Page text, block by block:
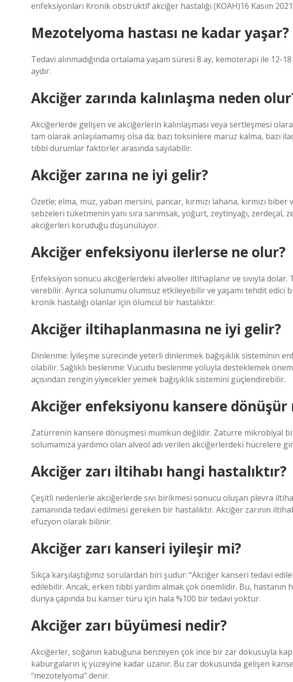
enfeksiyonları Kronik obstrüktif akciğer hastalığı (KOAH)16 Kasım 2021
Mezotelyoma hastası ne kadar yaşar?
Tedavi alınmadığında ortalama yaşam süresi 8 ay, kemoterapi ile 12-
aydır.
Akciğer zarında kalınlaşma neden
Akciğerlerde gelişen ve akciğerlerin kalınlaşması veya sertleşmesi
tam olarak anlaşılamamış olsa da; bazı toksinlere maruz kalma, bazı
tıbbi durumlar faktörler arasında sayılabilir.
Akciğer zarına ne iyi gelir?
Özetle; elma, muz, yaban mersini, pancar, kırmızı lahana, kırmızı
sebzeleri tüketmenin yanı sıra sarımsak, yoğurt, zeytinyağı, zerdeçal,
akciğerleri koruduğu düşünülüyor.
Akciğer enfeksiyonu ilerlerse ne olur?
Enfeksiyon sonucu akciğerlerdeki alveoller iltihaplanır ve sıvıyla
verebilir. Ayrıca solunumu olumsuz etkileyebilir ve yaşamı tehdit edici
kronik hastalığı olanlar için ölümcül bir hastalıktır.
Akciğer iltihaplanmasına ne iyi gelir?
Dinlenme: İyileşme sürecinde yeterli dinlenmek bağışıklık sisteminin
olabilir. Sağlıklı beslenme: Vücudu beslenme yoluyla desteklemek
açısından zengin yiyecekler yemek bağışıklık sistemini güçlendirebilir.
Akciğer enfeksiyonu kansere dönüşür
Zatürrenin kansere dönüşmesi mümkün değildir. Zatürre mikrobiyal
solumamıza yardımcı olan alveol adı verilen akciğerlerdeki hücrelere
Akciğer zarı iltihabı hangi hastalıktır?
Çeşitli nedenlerle akciğerlerde sıvı birikmesi sonucu oluşan plevra
zamanında tedavi edilmesi gereken bir hastalıktır. Akciğer zarının
efüzyon olarak bilinir.
Akciğer zarı kanseri iyileşir mi?
Sıkça karşılaştığımız sorulardan biri şudur: “Akciğer kanseri tedavi
edilebilir. Ancak, erken tıbbi yardım almak çok önemlidir. Bu, hastanın
dünya çapında bu kanser türü için hala %100 bir tedavi yoktur.
Akciğer zarı büyümesi nedir?
Akciğerler, soğanın kabuğuna benzeyen çok ince bir zar dokusuyla
kaburgaların iç yüzeyine kadar uzanır. Bu zar dokusunda gelişen
“mezotelyoma” denir.